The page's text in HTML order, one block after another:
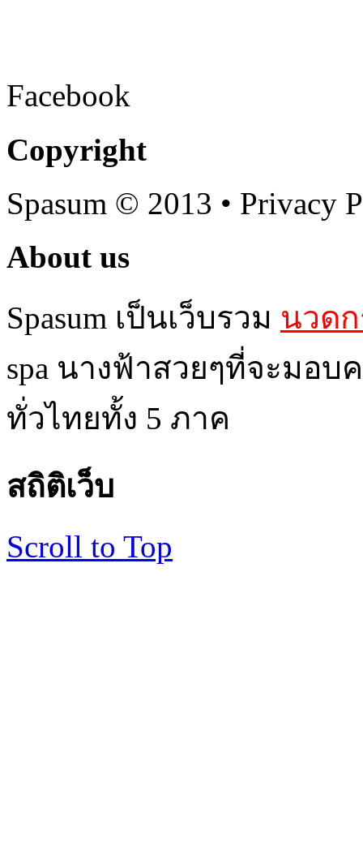
Facebook
Copyright
Spasum © 2013 • Privacy
About us
Spasum เป็นเว็บรวม นวด
spa นางฟ้าสวยๆที่จะมอ
ทั่วไทยทั้ง 5 ภาค
สถิติเว็บ
Scroll to Top